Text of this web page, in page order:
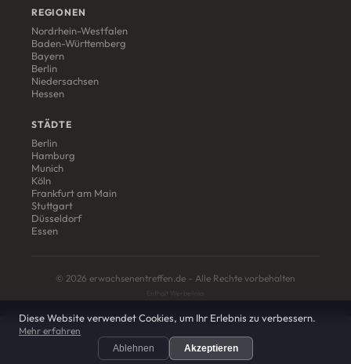
REGIONEN
Nordrhein-Westfalen
Baden-Württemberg
Bayern
Berlin
Niedersachsen
Hessen
STÄDTE
Berlin
Hamburg
Munich
Köln
Frankfurt am Main
Stuttgart
Düsseldorf
Essen
© 2026 erwachsenentreffen.de - Alle Rechte vorbehalten
Diese Website verwendet Cookies, um Ihr Erlebnis zu verbessern.
Mehr erfahren
Ablehnen Akzeptieren